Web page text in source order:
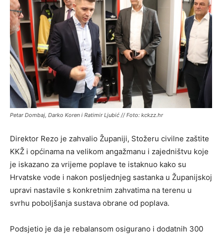
Petar Dombaj, Darko Koren i Ratimir Ljubić // Foto: kckzz.hr
Direktor Rezo je zahvalio Županiji, Stožeru civilne zaštite
KKŽ i općinama na velikom angažmanu i zajedništvu koje
je iskazano za vrijeme poplave te istaknuo kako su
Hrvatske vode i nakon posljednjeg sastanka u Županijskoj
upravi nastavile s konkretnim zahvatima na terenu u
svrhu poboljšanja sustava obrane od poplava.
Podsjetio je da je rebalansom osigurano i dodatnih 300